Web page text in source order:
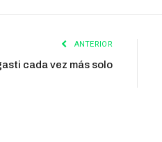
ANTERIOR
cada vez más solo